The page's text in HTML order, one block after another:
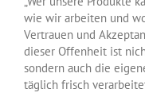
wie wir arbeiten und
Vertrauen und
dieser Offenheit ist
sondern auch die
täglich frisch